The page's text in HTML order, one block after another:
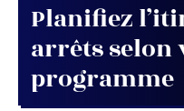
Planifiez
arrêts selon
programme